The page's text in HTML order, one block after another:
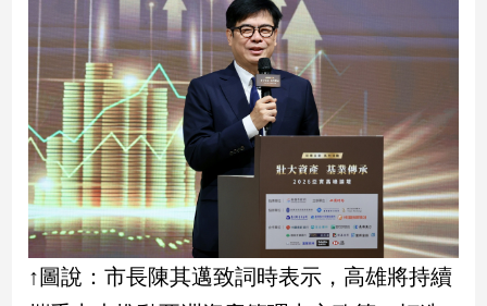
點
觀
點
兩
岸/
國
際
社
↑圖說：市長陳其邁致詞時表示，高雄將持續